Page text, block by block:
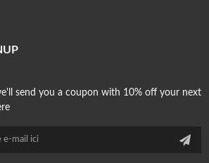
send you a coupon with 10% off your next